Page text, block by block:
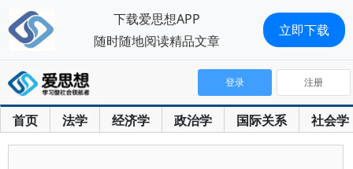
首页 法学 经济学 政治学 国际关系 社会学
登录 注册
下载爱思想APP
随时随地阅读精品文章
立即下载